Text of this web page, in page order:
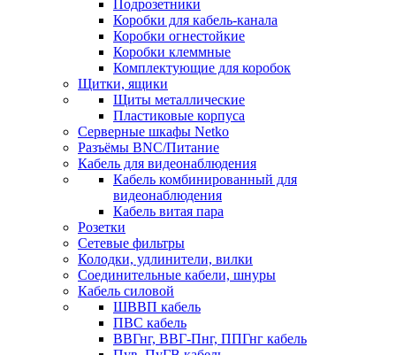
Подрозетники
Коробки для кабель-канала
Коробки огнестойкие
Коробки клеммные
Комплектующие для коробок
Щитки, ящики
Щиты металлические
Пластиковые корпуса
Серверные шкафы Netko
Разъёмы BNC/Питание
Кабель для видеонаблюдения
Кабель комбинированный для
видеонаблюдения
Кабель витая пара
Розетки
Сетевые фильтры
Колодки, удлинители, вилки
Соединительные кабели, шнуры
Кабель силовой
ШВВП кабель
ПВС кабель
ВВГнг, ВВГ-Пнг, ППГнг кабель